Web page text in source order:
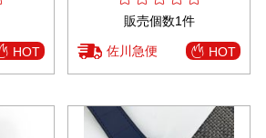
HOT
販売個数1件
佐川急便 HOT